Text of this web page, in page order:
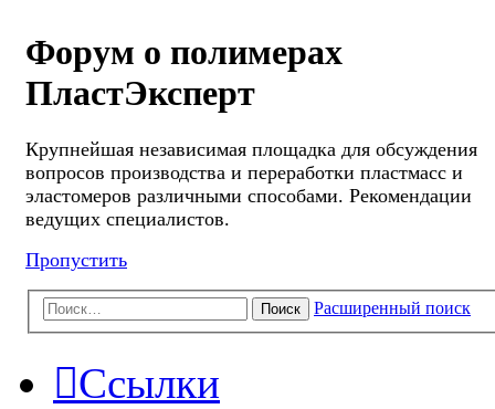
Форум о полимерах
ПластЭксперт
Крупнейшая независимая площадка для обсуждения
вопросов производства и переработки пластмасс и
эластомеров различными способами. Рекомендации
ведущих специалистов.
Пропустить
Поиск Расширенный поиск
Ссылки